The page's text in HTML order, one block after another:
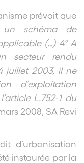
prévoit que
schéma de
(…) 4° A
secteur rendu
juillet 2003, il ne
d’exploitation
L.752-1 du
2008, SA Revi
d’urbanisation
instaurée par la